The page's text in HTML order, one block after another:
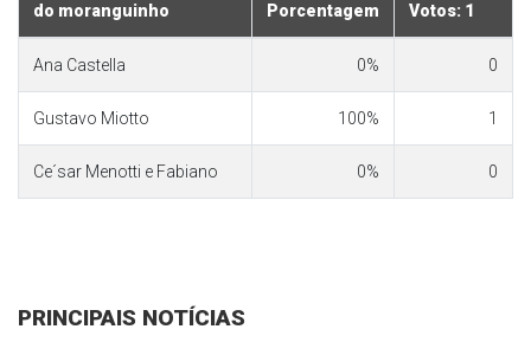
do moranguinho
Porcentagem Votos: 1
Ana Castella 0% 0
Gustavo Miotto 100% 1
Ce´sar Menotti e Fabiano 0% 0
PRINCIPAIS NOTÍCIAS